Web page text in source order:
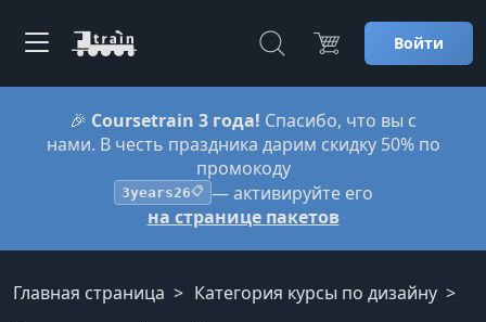
Войти
🎉 Coursetrain 3 года! Спасибо, что вы с
нами. В честь праздника дарим скидку 50% по
промокоду
3years26📋 — активируйте его
на странице пакетов
Главная страница
Категория курсы по дизайну